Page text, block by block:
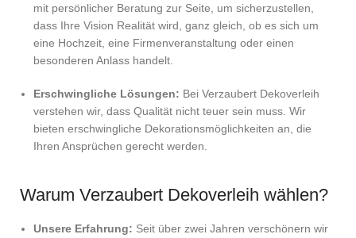
mit persönlicher Beratung zur Seite, um sicherzustellen,
dass Ihre Vision Realität wird, ganz gleich, ob es sich um
eine Hochzeit, eine Firmenveranstaltung oder einen
besonderen Anlass handelt.
Erschwingliche Lösungen: Bei Verzaubert Dekoverleih
verstehen wir, dass Qualität nicht teuer sein muss. Wir
bieten erschwingliche Dekorationsmöglichkeiten an, die
Ihren Ansprüchen gerecht werden.
Warum Verzaubert Dekoverleih wählen?
Unsere Erfahrung: Seit über zwei Jahren verschönern wir